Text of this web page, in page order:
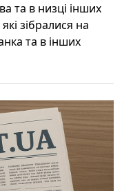
та в низці інших
зібралися на
та в інших